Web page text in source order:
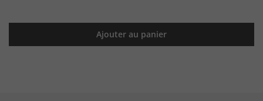
Ajouter au panier